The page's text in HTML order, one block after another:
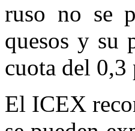
ruso no se
quesos y su
cuota del 0,3
El ICEX